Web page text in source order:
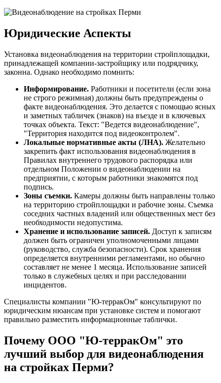
Юридические Аспекты
Установка видеонаблюдения на территории стройплощадки,
принадлежащей компании-застройщику или подрядчику,
законна. Однако необходимо помнить:
Информирование. Работники и посетители (если зона
не строго режимная) должны быть предупреждены о
факте видеонаблюдения. Это делается с помощью ясных
и заметных табличек (знаков) на въезде и в ключевых
точках объекта. Текст: "Ведется видеонаблюдение",
"Территория находится под видеоконтролем".
Локальные нормативные акты (ЛНА). Желательно
закрепить факт использования видеонаблюдения в
Правилах внутреннего трудового распорядка или
отдельном Положении о видеонаблюдении на
предприятии, с которым работники знакомятся под
подпись.
Зоны съемки. Камеры должны быть направлены только
на территорию стройплощадки и рабочие зоны. Съемка
соседних частных владений или общественных мест без
необходимости недопустима.
Хранение и использование записей. Доступ к записям
должен быть ограничен уполномоченными лицами
(руководство, служба безопасности). Срок хранения
определяется внутренними регламентами, но обычно
составляет не менее 1 месяца. Использование записей
только в служебных целях и при расследовании
инцидентов.
Специалисты компании "Ю-терракОм" консультируют по
юридическим нюансам при установке систем и помогают
правильно разместить информационные таблички.
Почему ООО "Ю-терракОм" это
лучший выбор для видеонаблюдения
на стройках Перми?